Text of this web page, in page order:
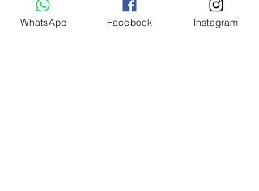
WhatsApp Facebook Instagram